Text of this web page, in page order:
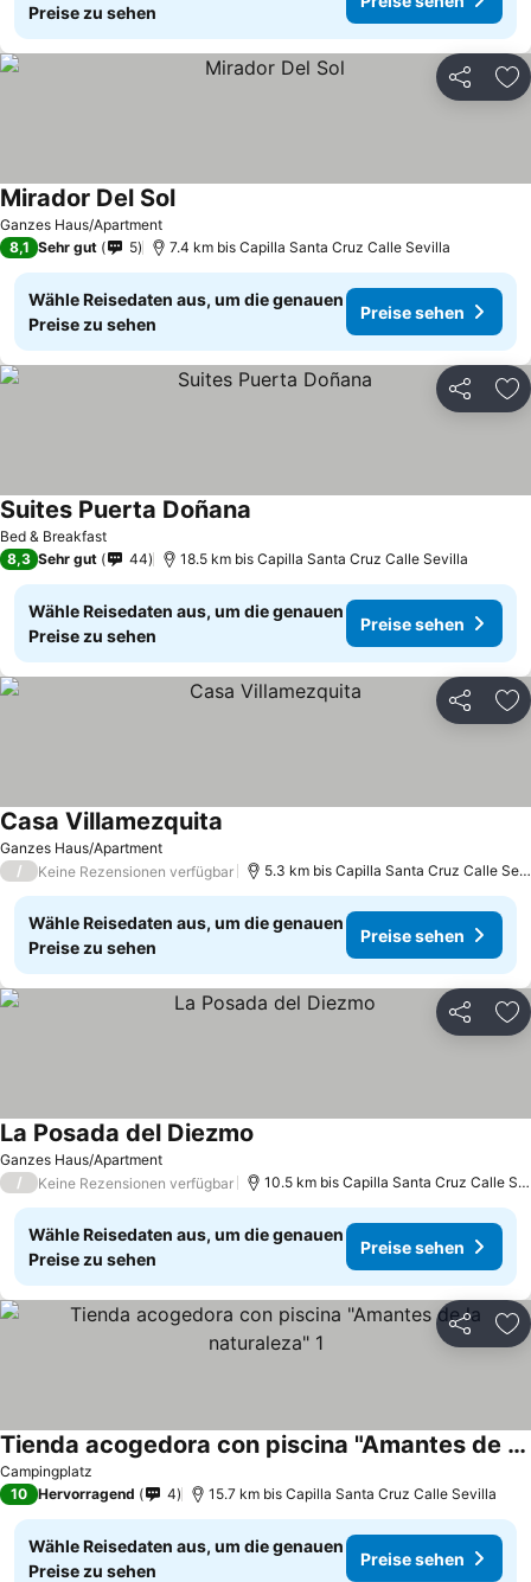
Preise zu sehen
Teilen
Ganzes Haus/Apartment
Mirador Del SolPreise sehen
8,1 Sehr gut 5 7.4 km bis Capilla Santa Cruz Calle Sevilla
Wähle Reisedaten aus, um die genauen
Preise zu sehen
Preise sehen
Teilen
Bed & Breakfast
Suites Puerta Doñana
8,3 Sehr gut 44 18.5 km bis Capilla Santa Cruz Calle Sevilla
Wähle Reisedaten aus, um die genauen
Preise zu sehen
Preise sehen
Teilen
Ganzes Haus/Apartment
Casa Villamezquita
/ Keine Rezensionen verfügbar 5.3 km bis Capilla Santa Cruz Calle
Wähle Reisedaten aus, um die genauen
Preise zu sehen
Preise sehen
Teilen
Ganzes Haus/Apartment
La Posada del Diezmo
/ Keine Rezensionen verfügbar 10.5 km bis Capilla Santa Cruz Calle
Wähle Reisedaten aus, um die genauen
Preise zu sehen
Preise sehen
Teilen
Campingplatz
Tienda acogedora con piscina "Amantes de la naturaleza" 1
Preise sehen
10 Hervorragend 4 15.7 km bis Capilla Santa Cruz Calle Sevilla
Wähle Reisedaten aus, um die genauen
Preise zu sehen
Preise sehen